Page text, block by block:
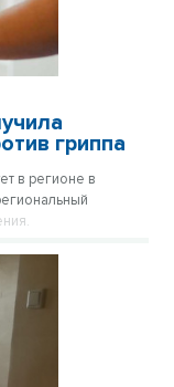
гриппа
в регионе в